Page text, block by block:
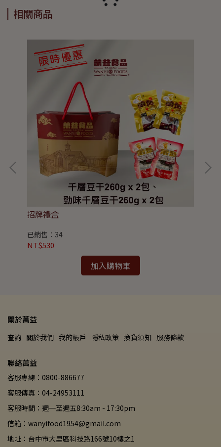
相關商品
招牌禮盒
已銷售：34
NT$530
加入購物車
關於萬益
查詢 關於我們 我的帳戶 隱私政策 換貨須知 服務條款
聯絡萬益
客服專線：0800-886677
客服傳真：04-24953111
客服時間：週一至週五8:30am - 17:30pm
信箱：wanyifood1954@gmail.com
地址：台中市大里區科技路166號10樓之1